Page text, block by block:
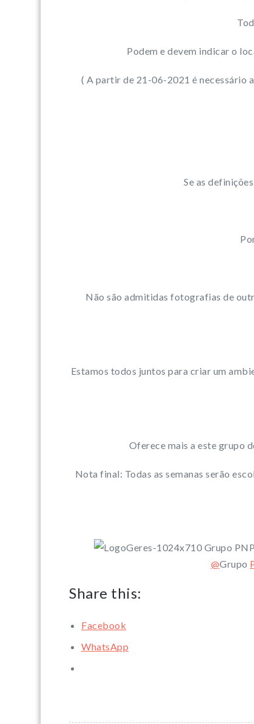
Podem e devem indicar o
( A partir de 21-06-2021 é necessário
Se as
Não são admitidas fotografias de
Estamos todos juntos para criar um
Oferece mais a este grupo
Nota final: Todas as semanas serão
@Grupo
Share this:
Facebook
WhatsApp